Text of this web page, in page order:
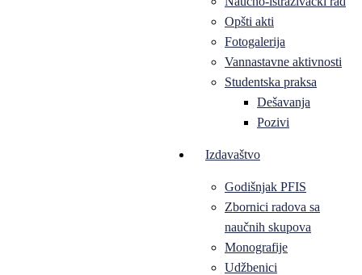
Opšti akti
Fotogalerija
Vannastavne aktivnosti
Studentska praksa
Dešavanja
Pozivi
Izdavaštvo
Godišnjak PFIS
Zbornici radova sa
naučnih skupova
Monografije
Udžbenici